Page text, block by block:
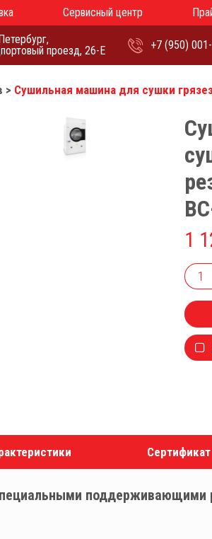
Сервисный центр
проезд, 26-Е
+7 (950)
> Сушильная машина для сушки
1
Сертификат
поддерживающими